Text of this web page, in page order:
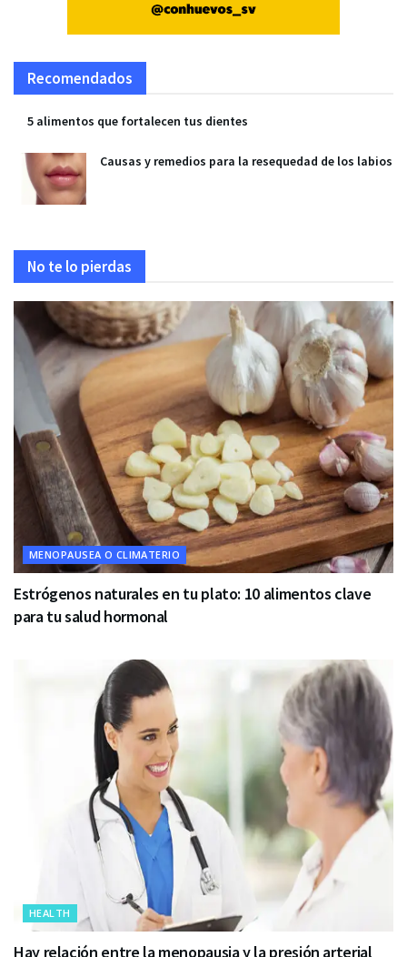
Recomendados
5 alimentos que fortalecen tus dientes
Causas y remedios para la resequedad de los labios
No te lo pierdas
MENOPAUSEA O CLIMATERIO
Estrógenos naturales en tu plato: 10 alimentos clave
para tu salud hormonal
HEALTH
Hay relación entre la menopausia y la presión arterial